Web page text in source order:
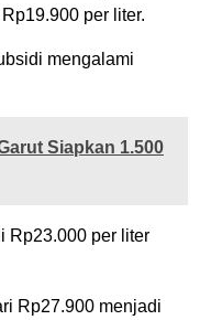
per liter.
mengalami
Siapkan 1.500
Rp23.000 per liter
Rp27.900 menjadi